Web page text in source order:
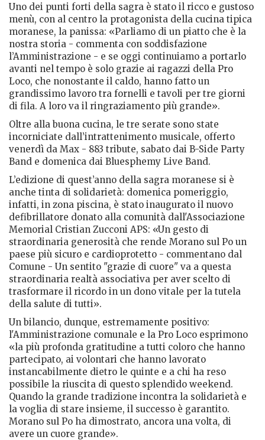
Uno dei punti forti della sagra è stato il ricco e gustoso
menù, con al centro la protagonista della cucina tipica
moranese, la panissa: «Parliamo di un piatto che è la
nostra storia - commenta con soddisfazione
l’Amministrazione - e se oggi continuiamo a portarlo
avanti nel tempo è solo grazie ai ragazzi della Pro
Loco, che nonostante il caldo, hanno fatto un
grandissimo lavoro tra fornelli e tavoli per tre giorni
di fila. A loro va il ringraziamento più grande».
Oltre alla buona cucina, le tre serate sono state
incorniciate dall’intrattenimento musicale, offerto
venerdì da Max - 883 tribute, sabato dai B-Side Party
Band e domenica dai Bluesphemy Live Band.
L’edizione di quest’anno della sagra moranese si è
anche tinta di solidarietà: domenica pomeriggio,
infatti, in zona piscina, è stato inaugurato il nuovo
defibrillatore donato alla comunità dall'Associazione
Memorial Cristian Zucconi APS: «Un gesto di
straordinaria generosità che rende Morano sul Po un
paese più sicuro e cardioprotetto - commentano dal
Comune - Un sentito "grazie di cuore" va a questa
straordinaria realtà associativa per aver scelto di
trasformare il ricordo in un dono vitale per la tutela
della salute di tutti».
Un bilancio, dunque, estremamente positivo:
l'Amministrazione comunale e la Pro Loco esprimono
«la più profonda gratitudine a tutti coloro che hanno
partecipato, ai volontari che hanno lavorato
instancabilmente dietro le quinte e a chi ha reso
possibile la riuscita di questo splendido weekend.
Quando la grande tradizione incontra la solidarietà e
la voglia di stare insieme, il successo è garantito.
Morano sul Po ha dimostrato, ancora una volta, di
avere un cuore grande».